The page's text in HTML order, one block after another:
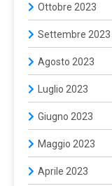
Ottobre 2023
Settembre 2023
Agosto 2023
Luglio 2023
Giugno 2023
Maggio 2023
Aprile 2023